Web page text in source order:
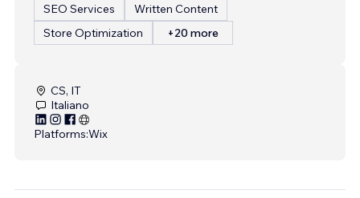
SEO Services
Written Content
Store Optimization
+20 more
CS, IT
Italiano
Platforms:Wix